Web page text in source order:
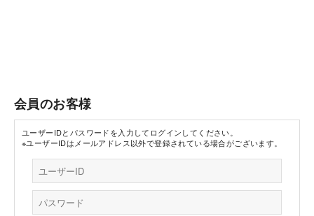
会員のお客様
ユーザーIDとパスワードを入力してログインしてください。
※ユーザーIDはメールアドレス以外で登録されている場合がございます。